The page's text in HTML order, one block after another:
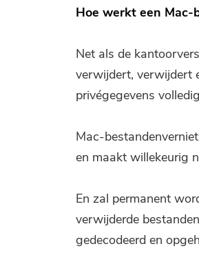
Hoe werkt een
Net als de
verwijdert, verwijdert
privégegevens
Mac-
en maakt willekeurig
En zal permanent
verwijderde
gedecodeerd en